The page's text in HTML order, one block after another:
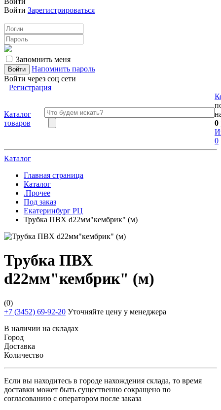
Войти Зарегистрироваться
Запомнить меня
Напомнить пароль
Войти через соц сети
Регистрация
Каталог
товаров
0
0
Каталог
Главная страница
Каталог
.Прочее
Под заказ
Екатеринбург РЦ
Трубка ПВХ d22мм"кембрик" (м)
Трубка ПВХ
d22мм"кембрик" (м)
(0)
+7 (3452) 69-92-20 Уточняйте цену у менеджера
В наличии на складах
Город
Доставка
Количество
Если вы находитесь в городе нахождения склада, то время
доставки может быть существенно сокращено по
согласованию с оператором после заказа